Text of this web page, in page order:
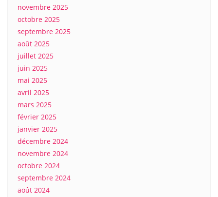
novembre 2025
octobre 2025
septembre 2025
août 2025
juillet 2025
juin 2025
mai 2025
avril 2025
mars 2025
février 2025
janvier 2025
décembre 2024
novembre 2024
octobre 2024
septembre 2024
août 2024